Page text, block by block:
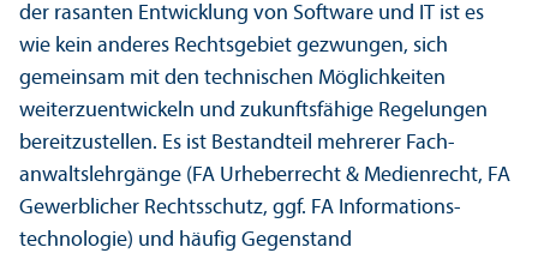
der rasanten Entwicklung von Software und IT ist es
wie kein anderes Rechts­gebiet gezwungen, sich
gemeinsam mit den technischen Möglichkeiten
weiterzuentwickeln und zukunfts­fähige Regelungen
bereitzustellen. Es ist Bestandteil mehrerer Fach­
anwaltslehr­gänge (FA Urheberrecht & Medienrecht, FA
Gewerblicher Rechts­schutz, ggf. FA Informations­
technologie) und häufig Gegenstand